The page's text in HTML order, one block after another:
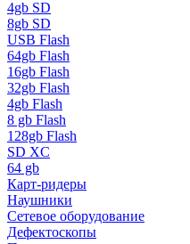
4gb SD
8gb SD
USB Flash
64gb Flash
16gb Flash
32gb Flash
4gb Flash
8 gb Flash
128gb Flash
SD XC
64 gb
Карт-ридеры
Наушники
Сетевое оборудование
Дефектоскопы